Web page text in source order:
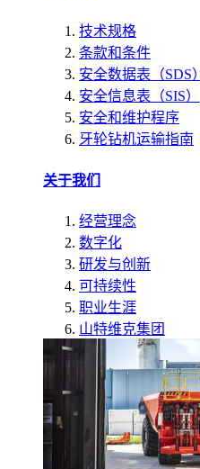
技术规格
条款和条件
安全数据表（SDS）
安全信息表（SIS）
安全和维护程序
牙轮钻机运输指南
关于我们
经营理念
数字化
研发与创新
可持续性
职业生涯
山特维克集团